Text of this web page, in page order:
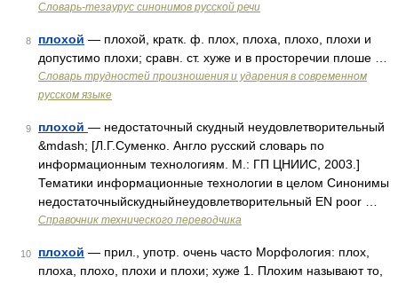
Словарь-тезаурус синонимов русской речи
8 плохой — плохой, кратк. ф. плох, плоха, плохо, плохи и
допустимо плохи; сравн. ст. хуже и в просторечии плоше …
Словарь трудностей произношения и ударения в современном
русском языке
9 плохой — недостаточный скудный неудовлетворительный
&mdash; [Л.Г.Суменко. Англо русский словарь по
информационным технологиям. М.: ГП ЦНИИС, 2003.]
Тематики информационные технологии в целом Синонимы
недостаточныйскудныйнеудовлетворительный EN poor …
Справочник технического переводчика
10 плохой — прил., употр. очень часто Морфология: плох,
плоха, плохо, плохи и плохи; хуже 1. Плохим называют то,